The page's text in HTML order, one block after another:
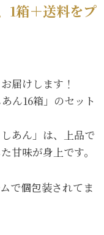
1箱＋送料をプ
届けします！
ん16箱」のセット
あん」は、上品で
甘味が身上です。
で個包装されてま